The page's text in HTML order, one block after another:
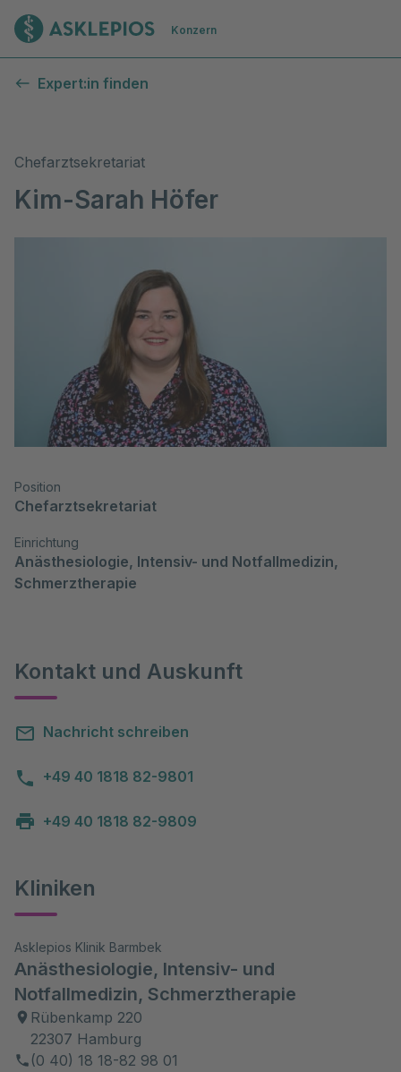
Zur Startseite
Konzern
Expert:in finden
Chefarztsekretariat
Kim-Sarah Höfer
Position
Chefarztsekretariat
Einrichtung
Anästhesiologie, Intensiv- und Notfallmedizin,
Schmerztherapie
Kontakt und Auskunft
Nachricht schreiben
+49 40 1818 82-9801
+49 40 1818 82-9809
Kliniken
Asklepios Klinik Barmbek
Anästhesiologie, Intensiv- und
Notfallmedizin, Schmerztherapie
Rübenkamp 220
22307 Hamburg
(0 40) 18 18-82 98 01